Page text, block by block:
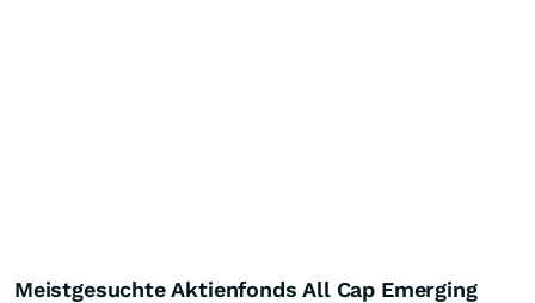
Meistgesuchte Aktienfonds All Cap Emerging